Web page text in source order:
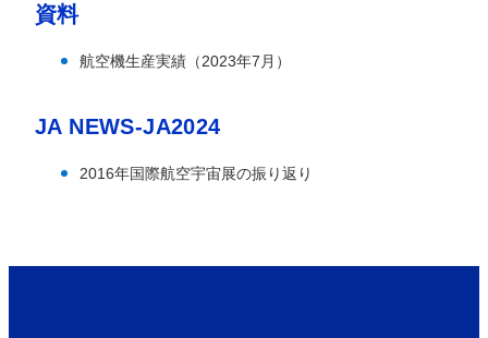
資料
航空機生産実績（2023年7月）
JA NEWS-JA2024
2016年国際航空宇宙展の振り返り